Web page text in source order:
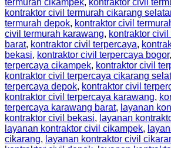
termurah cikampek, kontraktor civil
kontraktor civil termurah cikarang
termurah depok, kontraktor civil
civil termurah karawang, kontraktor
barat, kontraktor civil terpercaya,
bekasi, kontraktor civil terpercaya bogor,
terpercaya cikampek, kontraktor civil
kontraktor civil terpercaya cikarang
terpercaya depok, kontraktor civil
kontraktor civil terpercaya karawang,
terpercaya karawang barat, layanan
kontraktor civil bekasi, layanan
layanan kontraktor civil cikampek,
cikarang, layanan kontraktor civil